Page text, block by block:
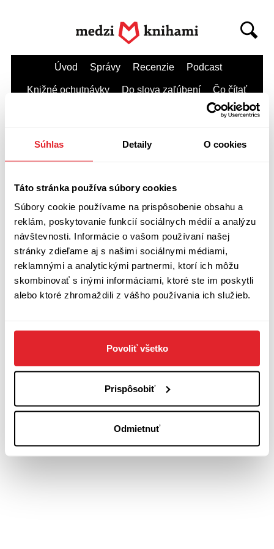
Súhlas Detaily O cookies
Táto stránka používa súbory cookies
Súbory cookie používame na prispôsobenie obsahu a
reklám, poskytovanie funkcií sociálnych médií a analýzu
návštevnosti. Informácie o vašom používaní našej
stránky zdieľame aj s našimi sociálnymi médiami,
reklamnými a analytickými partnermi, ktorí ich môžu
skombinovať s inými informáciami, ktoré ste im poskytli
alebo ktoré zhromaždili z vášho používania ich služieb.
Povoliť všetko
Prispôsobiť
Odmietnuť
Úvod Správy Recenzie Podcast
Knižné ochutnávky Do slova zaľúbení Čo čítať
Najbližšie Júl 2026
Február Január December 2025
Október September
Kontakty
O nás
© 2026 Art-fórum pre literatúru,
Akékoľvek použitie častí alebo celku,
textov, fotografií či grafov je možné
z verejných
umenia